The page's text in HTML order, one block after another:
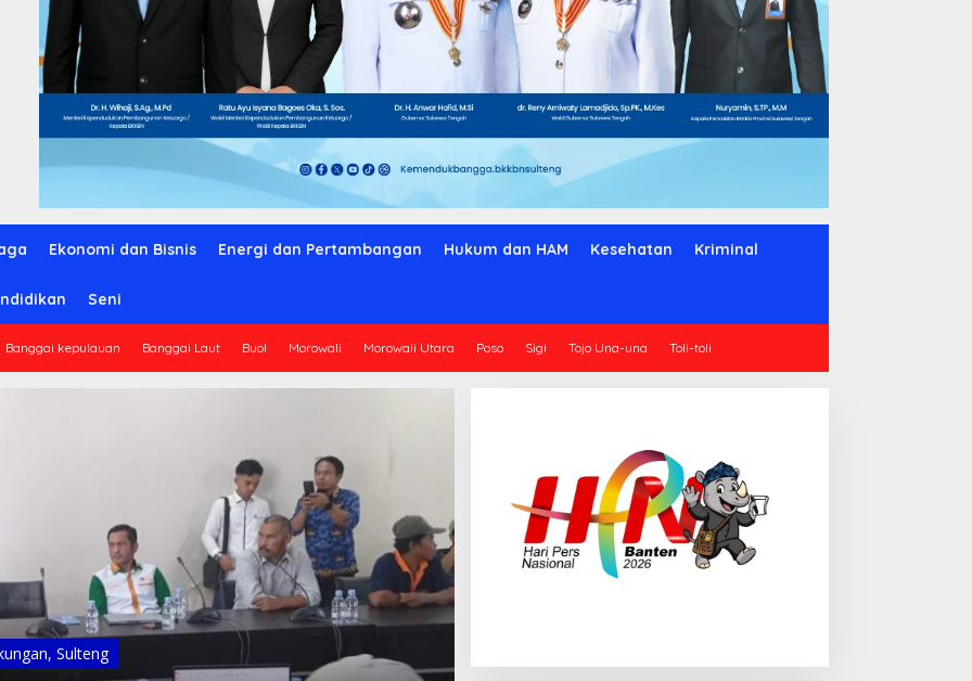
Ekonomi dan Bisnis Energi dan Pertambangan Hukum dan HAM Kesehatan Kriminal
Seni
Banggai kepulauan Banggai Laut Buol Morowali Morowali Utara Poso Sigi Tojo Una-una Toli-toli
, Sulteng